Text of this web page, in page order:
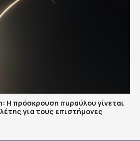
Η πρόσκρουση πυραύλου γίνεται
για τους επιστήμονες